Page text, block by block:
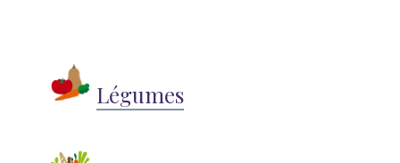
Légumes